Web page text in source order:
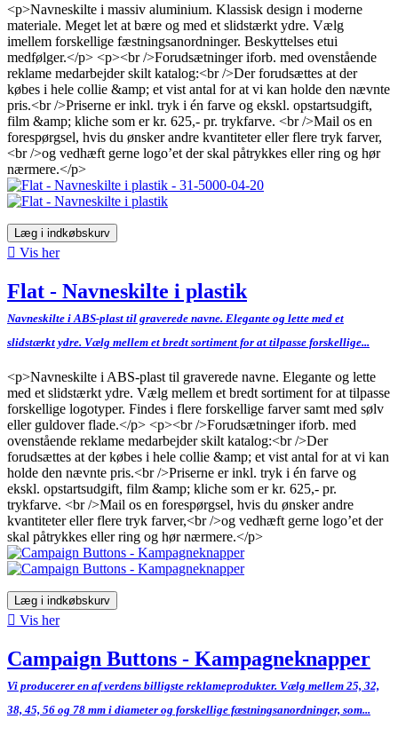
<p>Navneskilte i massiv aluminium. Klassisk design i moderne
materiale. Meget let at bære og med et slidstærkt ydre. Vælg
imellem forskellige fæstningsanordninger. Beskyttelses etui
medfølger.</p> <p><br />Forudsætninger iforb. med ovenstående
reklame medarbejder skilt katalog:<br />Der forudsættes at der
købes i hele collie &amp; et vist antal for at vi kan holde den nævnte
pris.<br />Priserne er inkl. tryk i én farve og ekskl. opstartsudgift,
film &amp; kliche som er kr. 625,- pr. trykfarve. <br />Mail os en
forespørgsel, hvis du ønsker andre kvantiteter eller flere tryk farver,
<br />og vedhæft gerne logo’et der skal påtrykkes eller ring og hør
nærmere.</p>
Læg i indkøbskurv
 Vis her
Flat - Navneskilte i plastik
Navneskilte i ABS-plast til graverede navne. Elegante og lette med et
slidstærkt ydre. Vælg mellem et bredt sortiment for at tilpasse forskellige...
<p>Navneskilte i ABS-plast til graverede navne. Elegante og lette
med et slidstærkt ydre. Vælg mellem et bredt sortiment for at tilpasse
forskellige logotyper. Findes i flere forskellige farver samt med sølv
eller guldover flade.</p> <p><br />Forudsætninger iforb. med
ovenstående reklame medarbejder skilt katalog:<br />Der
forudsættes at der købes i hele collie &amp; et vist antal for at vi kan
holde den nævnte pris.<br />Priserne er inkl. tryk i én farve og
ekskl. opstartsudgift, film &amp; kliche som er kr. 625,- pr.
trykfarve. <br />Mail os en forespørgsel, hvis du ønsker andre
kvantiteter eller flere tryk farver,<br />og vedhæft gerne logo’et der
skal påtrykkes eller ring og hør nærmere.</p>
Læg i indkøbskurv
 Vis her
Campaign Buttons - Kampagneknapper
Vi producerer en af verdens billigste reklameprodukter. Vælg mellem 25, 32,
38, 45, 56 og 78 mm i diameter og forskellige fæstningsanordninger, som...